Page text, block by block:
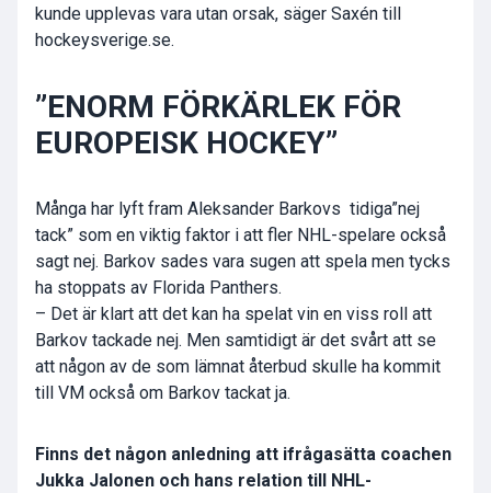
kunde upplevas vara utan orsak, säger Saxén till
hockeysverige.se.
”ENORM FÖRKÄRLEK FÖR
EUROPEISK HOCKEY”
Många har lyft fram Aleksander Barkovs tidiga”nej
tack” som en viktig faktor i att fler NHL-spelare också
sagt nej. Barkov sades vara sugen att spela men tycks
ha stoppats av Florida Panthers.
– Det är klart att det kan ha spelat vin en viss roll att
Barkov tackade nej. Men samtidigt är det svårt att se
att någon av de som lämnat återbud skulle ha kommit
till VM också om Barkov tackat ja.
Finns det någon anledning att ifrågasätta coachen
Jukka Jalonen och hans relation till NHL-